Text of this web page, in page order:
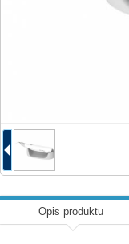
Opis produktu